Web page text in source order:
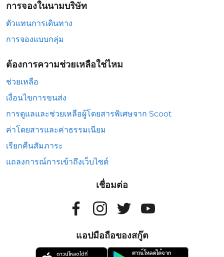
การจองในนามบริษัท
ตัวแทนการเดินทาง
การจองแบบกลุ่ม
ต้องการความช่วยเหลือใช่ไหม
ช่วยเหลือ
เงื่อนไขการขนส่ง
การดูแลและช่วยเหลือผู้โดยสารพิเศษจาก Scoot
ค่าโดยสารและค่าธรรมเนียม
เรียกคืนสัมภาระ
แถลงการณ์การเข้าถึงเว็บไซต์
เชื่อมต่อ
แอปมือถือของสกู๊ต